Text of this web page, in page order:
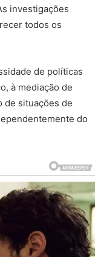
investigações
todos os
de políticas
à mediação de
de situações de
do